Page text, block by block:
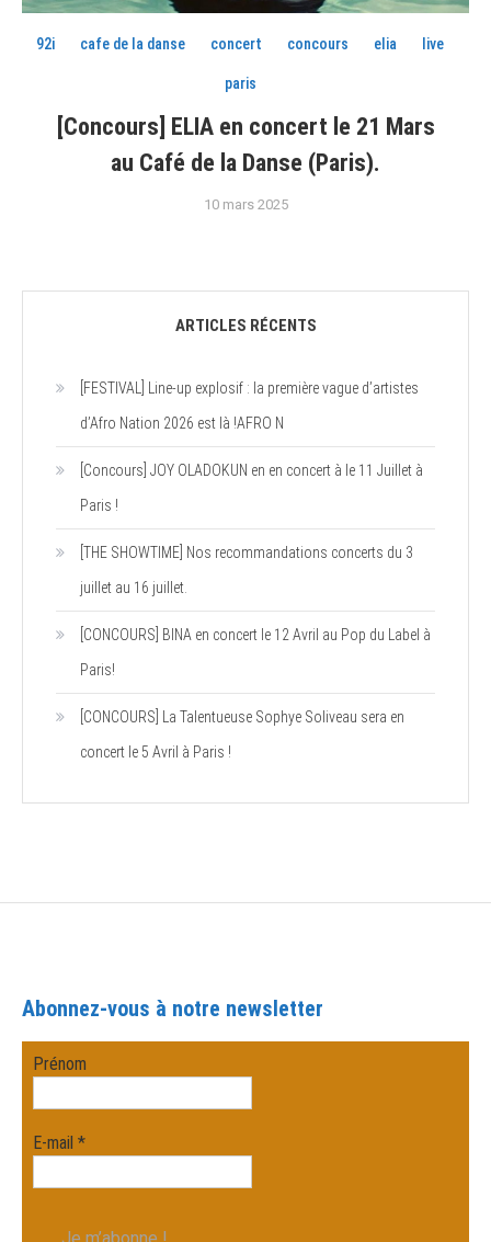
92i cafe de la danse concert concours elia live
paris
[Concours] ELIA en concert le 21 Mars
au Café de la Danse (Paris).
10 mars 2025
ARTICLES RÉCENTS
[FESTIVAL] Line-up explosif : la première vague d’artistes
d’Afro Nation 2026 est là !AFRO N
[Concours] JOY OLADOKUN en en concert à le 11 Juillet à
Paris !
[THE SHOWTIME] Nos recommandations concerts du 3
juillet au 16 juillet.
[CONCOURS] BINA en concert le 12 Avril au Pop du Label à
Paris!
[CONCOURS] La Talentueuse Sophye Soliveau sera en
concert le 5 Avril à Paris !
Abonnez-vous à notre newsletter
Prénom
E-mail*